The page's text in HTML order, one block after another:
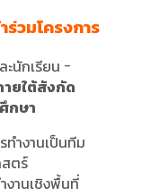
วมโครงการ
ะนักเรียน -
ยใต้สังกัด
กษา
ทำงานเป็นทีม
ตร์
านเชิงพื้นที่